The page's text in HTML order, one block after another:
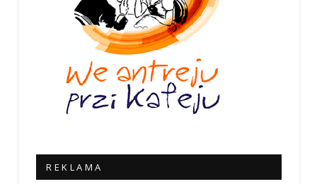
R E K L A M A